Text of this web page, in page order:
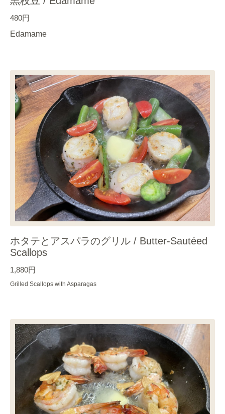
480円
Edamame
ホタテとアスパラのグリル / Butter-Sautéed
Scallops
1,880円
Grilled Scallops with Asparagas